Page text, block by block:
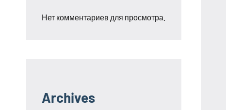
Нет комментариев для просмотра.
Archives